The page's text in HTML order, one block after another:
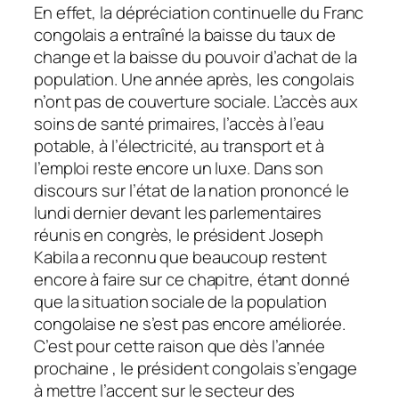
En effet, la dépréciation continuelle du Franc
congolais a entraîné la baisse du taux de
change et la baisse du pouvoir d’achat de la
population. Une année après, les congolais
n’ont pas de couverture sociale. L’accès aux
soins de santé primaires, l’accès à l’eau
potable, à l’électricité, au transport et à
l’emploi reste encore un luxe. Dans son
discours sur l’état de la nation prononcé le
lundi dernier devant les parlementaires
réunis en congrès, le président Joseph
Kabila a reconnu que beaucoup restent
encore à faire sur ce chapitre, étant donné
que la situation sociale de la population
congolaise ne s’est pas encore améliorée.
C’est pour cette raison que dès l’année
prochaine , le président congolais s’engage
à mettre l’accent sur le secteur des